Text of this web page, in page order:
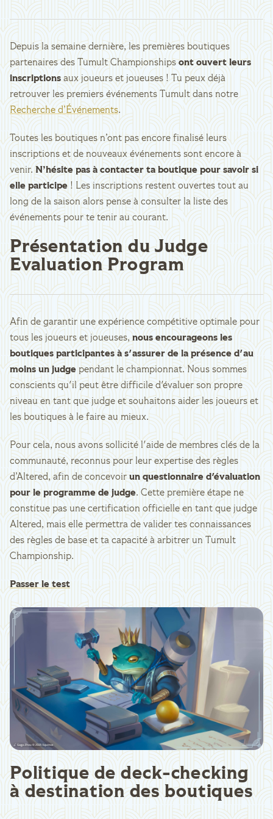
Depuis la semaine dernière, les premières boutiques
partenaires des Tumult Championshipsont ouvert leurs
inscriptionsaux joueurs et joueuses ! Tu peux déjà
retrouver les premiers événements Tumult dans notre
Recherche d’Événements.
Toutes les boutiques n’ont pas encore finalisé leurs
inscriptions et de nouveaux événements sont encore à
venir.N’hésite pas à contacter ta boutique pour savoir si
elle participe ! Les inscriptions restent ouvertes tout au
long de la saison alors pense à consulter la liste des
événements pour te tenir au courant.
Présentation du Judge
Evaluation Program
Afin de garantir une expérience compétitive optimale pour
tous les joueurs et joueuses,nous encourageons les
boutiques participantes à s'assurer de la présence d'au
moins un judge pendant le championnat. Nous sommes
conscients qu'il peut être difficile d'évaluer son propre
niveau en tant que judge et souhaitons aider les joueurs et
les boutiques à le faire au mieux.
Pour cela, nous avons sollicité l'aide de membres clés de la
communauté, reconnus pour leur expertise des règles
d’Altered, afin de concevoirun questionnaire d'évaluation
pour le programme de judge. Cette première étape ne
constitue pas une certification officielle en tant que judge
Altered, mais elle permettra de valider tes connaissances
des règles de base et ta capacité à arbitrer un Tumult
Championship.
Passer le test
Politique de deck-checking
à destination des boutiques